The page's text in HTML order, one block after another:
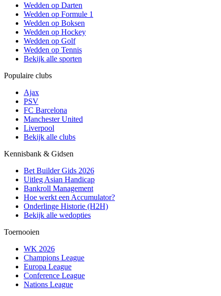
Wedden op Darten
Wedden op Formule 1
Wedden op Boksen
Wedden op Hockey
Wedden op Golf
Wedden op Tennis
Bekijk alle sporten
Populaire clubs
Ajax
PSV
FC Barcelona
Manchester United
Liverpool
Bekijk alle clubs
Kennisbank & Gidsen
Bet Builder Gids 2026
Uitleg Asian Handicap
Bankroll Management
Hoe werkt een Accumulator?
Onderlinge Historie (H2H)
Bekijk alle wedopties
Toernooien
WK 2026
Champions League
Europa League
Conference League
Nations League